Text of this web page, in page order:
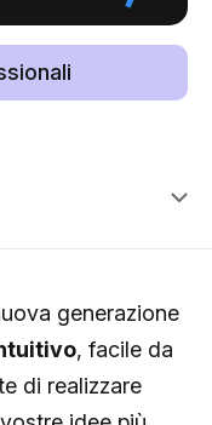
generazione
, facile da
di realizzare